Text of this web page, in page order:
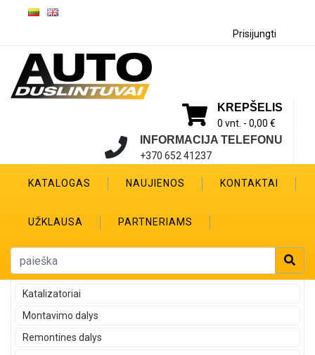
Prisijungti
KREPŠELIS
0 vnt. - 0,00 €
INFORMACIJA TELEFONU
+370 652 41237
KATALOGAS NAUJIENOS KONTAKTAI
UŽKLAUSA PARTNERIAMS
Katalizatoriai
Montavimo dalys
Remontines dalys